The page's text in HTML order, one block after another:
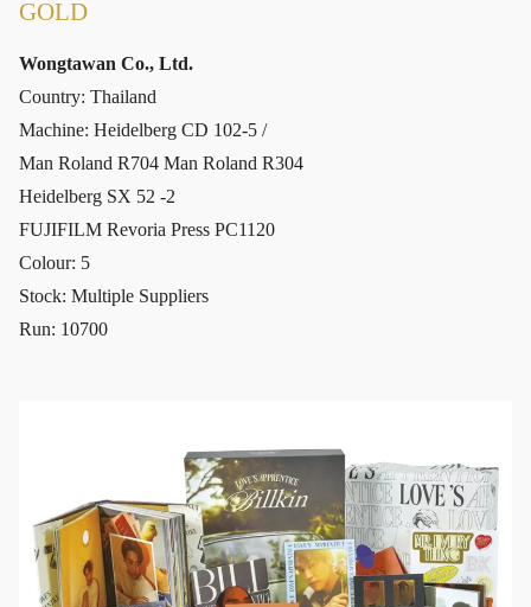
GOLD
Wongtawan Co., Ltd.
Country: Thailand
Machine: Heidelberg CD 102-5 /
Man Roland R704 Man Roland R304
Heidelberg SX 52 -2
FUJIFILM Revoria Press PC1120
Colour: 5
Stock: Multiple Suppliers
Run: 10700